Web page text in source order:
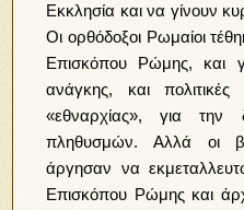
Εκκλησία και να γίνουν
Οι ορθόδοξοι Ρωμαίοι
Επισκόπου Ρώμης, και
ανάγκης, και πολιτικές
«εθναρχίας», για
πληθυσμών. Αλλά οι
άργησαν να
Επισκόπου Ρώμης και